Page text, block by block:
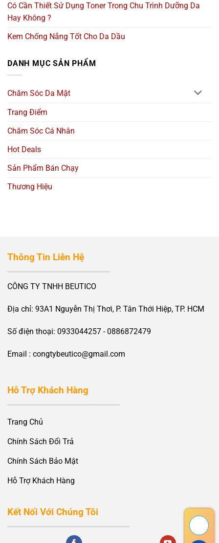
Có Cần Thiết Sử Dụng Toner Trong Chu Trình Dưỡng Da
Hay Không ?
Kem Chống Nắng Tốt Cho Da Dầu
DANH MỤC SẢN PHẨM
Chăm Sóc Da Mặt
Trang Điểm
Chăm Sóc Cá Nhân
Hot Deals
Sản Phẩm Bán Chạy
Thương Hiệu
Thông Tin Liên Hệ
CÔNG TY TNHH BEUTICO
Địa chỉ: 93A1 Nguyễn Thị Thơi, P. Tân Thới Hiệp, TP. HCM
Số điện thoại: 0933044257 - 0886872479
Email : congtybeutico@gmail.com
Hỗ Trợ Khách Hàng
Trang Chủ
Chính Sách Đổi Trả
Chính Sách Bảo Mật
Hỗ Trợ Khách Hàng
Kết Nối Với Chúng Tôi